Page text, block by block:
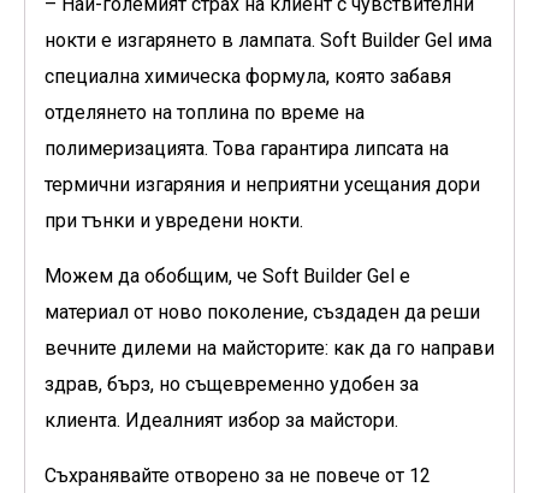
– Най-големият страх на клиент с чувствителни
нокти е изгарянето в лампата. Soft Builder Gel има
специална химическа формула, която забавя
отделянето на топлина по време на
полимеризацията. Това гарантира липсата на
термични изгаряния и неприятни усещания дори
при тънки и увредени нокти.
Можем да обобщим, че Soft Builder Gel е
материал от ново поколение, създаден да реши
вечните дилеми на майсторите: как да го направи
здрав, бърз, но същевременно удобен за
клиента. Идеалният избор за майстори.
Съхранявайте отворено за не повече от 12